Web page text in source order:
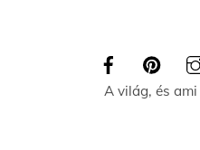
A világ, és